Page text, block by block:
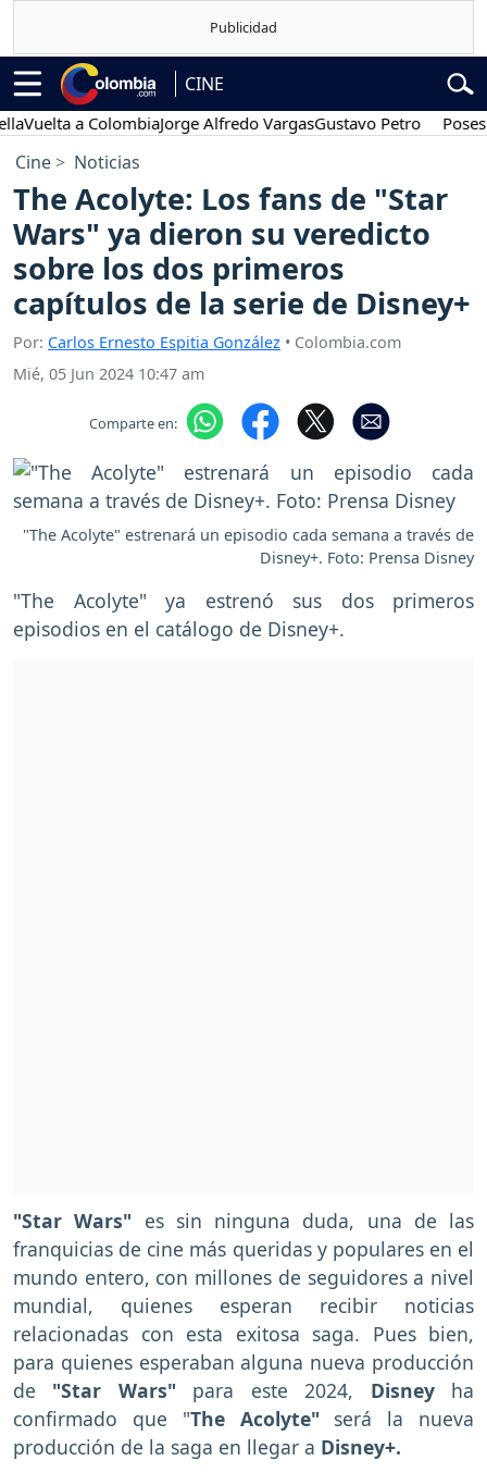
CINE
a ColombiaJorge Alfredo Vargas Gustavo Petro Posesión
Cine Noticias
The Acolyte: Los fans de "Star
Wars" ya dieron su veredicto
sobre los dos primeros
capítulos de la serie de Disney+
Por: Carlos Ernesto Espitia González • Colombia.com
Mié, 05 Jun 2024 10:47 am
Comparte en:
"The Acolyte" estrenará un episodio cada semana a través de
Disney+. Foto: Prensa Disney
"The Acolyte" ya estrenó sus dos primeros
episodios en el catálogo de Disney+.
"Star Wars" es sin ninguna duda, una de las
franquicias de cine más queridas y populares en el
mundo entero, con millones de seguidores a nivel
mundial, quienes esperan recibir noticias
relacionadas con esta exitosa saga. Pues bien,
para quienes esperaban alguna nueva producción
de "Star Wars" para este 2024, Disney ha
confirmado que "The Acolyte" será la nueva
producción de la saga en llegar a Disney+.